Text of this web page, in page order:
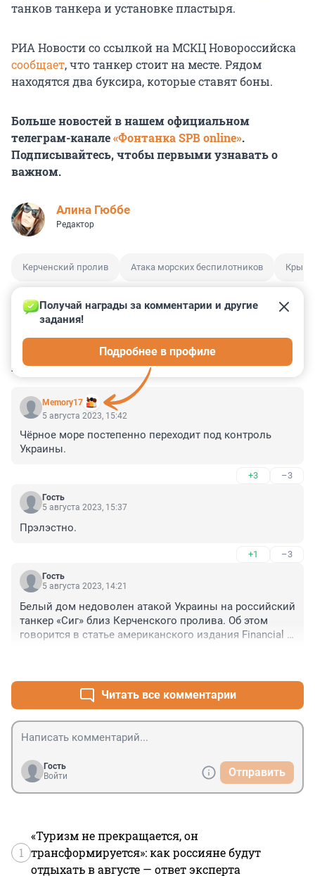
танков танкера и установке пластыря.
РИА Новости со ссылкой на МСКЦ Новороссийска
сообщает, что танкер стоит на месте. Рядом
находятся два буксира, которые ставят боны.
Больше новостей в нашем официальном
телеграм-канале«Фонтанка SPB online».
Подписывайтесь, чтобы первыми узнавать о
важном.
Алина Гюббе
Редактор
Керченский пролив Атака морских беспилотников Крым
КОММЕНТАРИИ 104
Memory17
Получай награды за комментарии и другие
задания!
Подробнее в профиле
5 августа 2023, 15:42
Чёрное море постепенно переходит под контроль
Украины.
+3 –3
Гость
5 августа 2023, 15:37
Прэлэстно.
+1 –3
Гость
5 августа 2023, 14:21
Белый дом недоволен атакой Украины на российский
танкер «Сиг» близ Керченского пролива. Об этом
говорится в статье американского издания Financial
не только Вашингтон, но и другие западные столицы,
указано в публикации.
В США считают, что инциденты, подобные атаке на
«Сиг», могут привести к росту нефтяных котировок,
заключает FT.
Читать все комментарии
Гость
Войти
Отправить
1
«Туризм не прекращается, он
трансформируется»: как россияне будут
отдыхать в августе — ответ эксперта